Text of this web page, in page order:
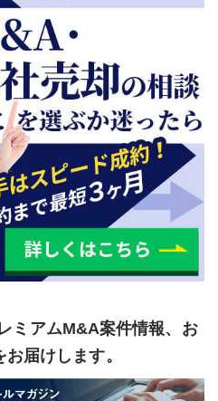
ミアムM&A案件情報、お
届けします。